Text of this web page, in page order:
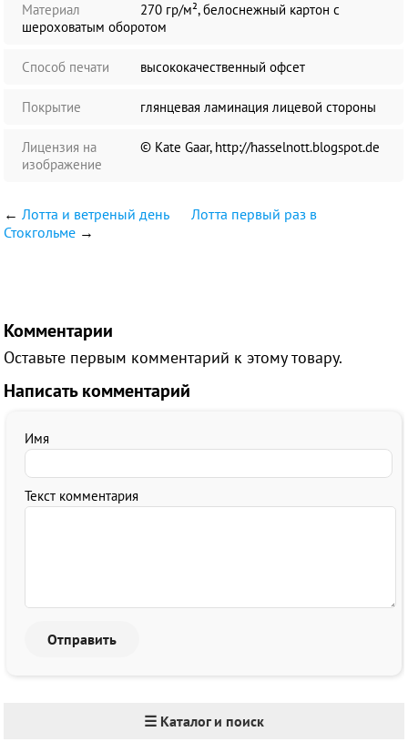
Материал
270 гр/м², белоснежный картон с
шероховатым оборотом
Способ печати высококачественный офсет
Покрытие глянцевая ламинация лицевой стороны
Лицензия на
изображение
© Kate Gaar, http://hasselnott.blogspot.de
←Лотта и ветреный день
Лотта первый раз в
Стокгольме →
Комментарии
Оставьте первым комментарий к этому товару.
Написать комментарий
Имя
Текст комментария
☰ Каталог и поиск